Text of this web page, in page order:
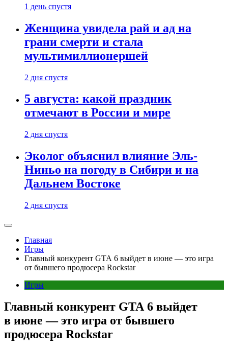
1 день спустя
Женщина увидела рай и ад на
грани смерти и стала
мультимиллионершей
2 дня спустя
5 августа: какой праздник
отмечают в России и мире
2 дня спустя
Эколог объяснил влияние Эль-
Ниньо на погоду в Сибири и на
Дальнем Востоке
2 дня спустя
Главная
Игры
Главный конкурент GTA 6 выйдет в июне — это игра
от бывшего продюсера Rockstar
Игры
Главный конкурент GTA 6 выйдет
в июне — это игра от бывшего
продюсера Rockstar